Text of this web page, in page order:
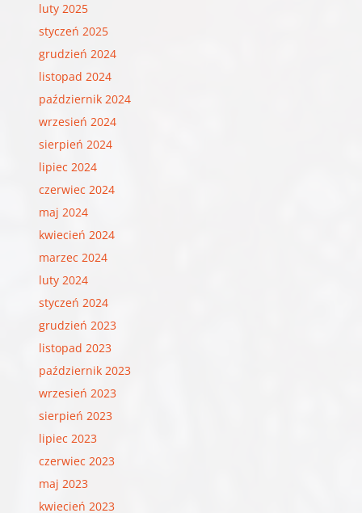
luty 2025
styczeń 2025
grudzień 2024
listopad 2024
październik 2024
wrzesień 2024
sierpień 2024
lipiec 2024
czerwiec 2024
maj 2024
kwiecień 2024
marzec 2024
luty 2024
styczeń 2024
grudzień 2023
listopad 2023
październik 2023
wrzesień 2023
sierpień 2023
lipiec 2023
czerwiec 2023
maj 2023
kwiecień 2023